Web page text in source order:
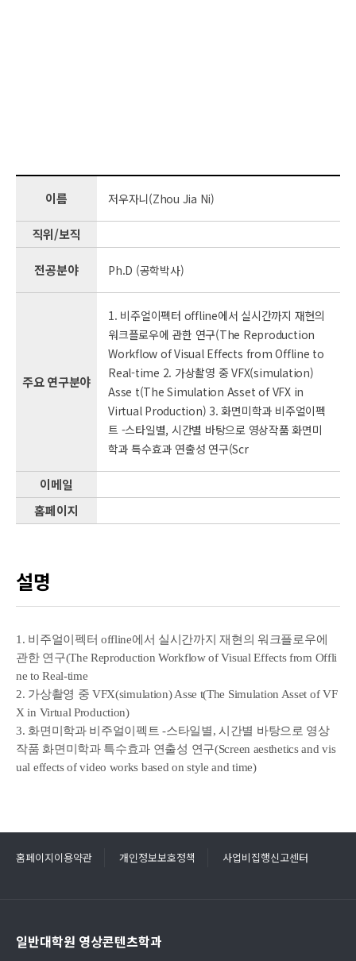
이름 저우자니(Zhou Jia Ni)
직위/보직
전공분야 Ph.D (공학박사)
주요 연구분야
1. 비주얼이펙터 offline에서 실시간까지 재현의
워크플로우에 관한 연구(The Reproduction
Workflow of Visual Effects from Offline to
Real-time 2. 가상촬영 중 VFX(simulation)
Asse t(The Simulation Asset of VFX in
Virtual Production) 3. 화면미학과 비주얼이펙
트 -스타일별, 시간별 바탕으로 영상작품 화면미
학과 특수효과 연출성 연구(Scr
이메일
홈페이지
설명
1. 비주얼이펙터 offline에서 실시간까지 재현의 워크플로우에
관한 연구(The Reproduction Workflow of Visual Effects from Offli
ne to Real-time
2. 가상촬영 중 VFX(simulation) Asse t(The Simulation Asset of VF
X in Virtual Production)
3. 화면미학과 비주얼이펙트 -스타일별, 시간별 바탕으로 영상
작품 화면미학과 특수효과 연출성 연구(Screen aesthetics and vis
ual effects of video works based on style and time)
홈페이지이용약관 개인정보보호정책 사업비집행신고센터
일반대학원 영상콘텐츠학과